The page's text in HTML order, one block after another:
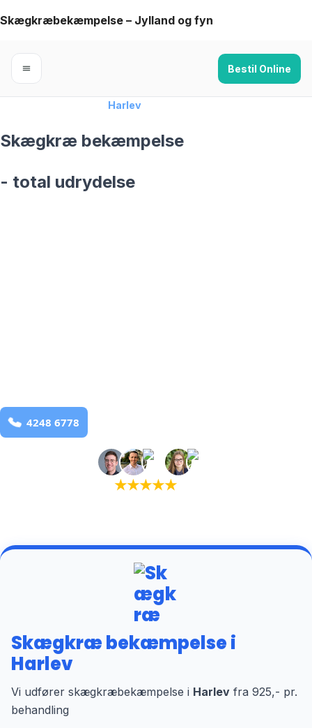
Skip
content
Skægkræbekæmpelse – Jylland og fyn
Bestil Online
Harlev
Skægkræ bekæmpelse
- total udrydelse
★★★★★
Skægkræ bekæmpelse i
Harlev
Vi udfører skægkræbekæmpelse i Harlev fra 925,- pr.
behandling